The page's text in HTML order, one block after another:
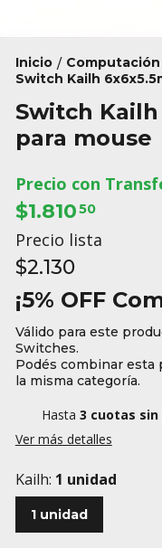
Inicio / Computación
Switch Kailh
Switch
para mouse
Precio con
$1.81050
Precio lista
$2.130
¡5% OFF
Válido para este
Switches.
Podés combinar
la misma categoría.
Hasta 3 cuotas
Ver más detalles
Kailh: 1 unidad
1 unidad